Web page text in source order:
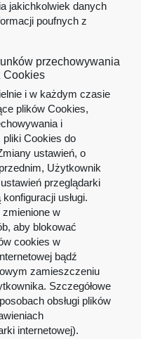
jakichkolwiek danych
poufnych z
przechowywania
Cookies
i w każdym czasie
plików Cookies,
i
Cookies do
ustawień, o
Użytkownik
przeglądarki
usługi.
w
aby blokować
cookies w
bądź
zamieszczeniu
Szczegółowe
obsługi plików
internetowej).